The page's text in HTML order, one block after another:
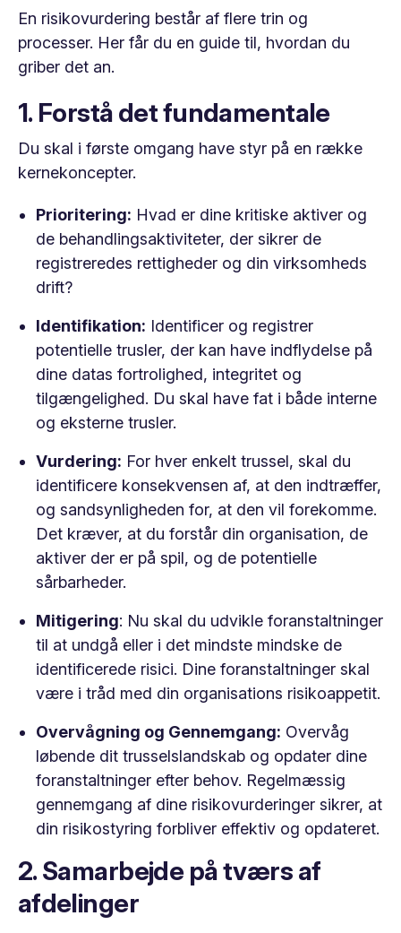
En risikovurdering består af flere trin og
processer. Her får du en guide til, hvordan du
griber det an.
1. Forstå det fundamentale
Du skal i første omgang have styr på en række
kernekoncepter.
Prioritering: Hvad er dine kritiske aktiver og
de behandlingsaktiviteter, der sikrer de
registreredes rettigheder og din virksomheds
drift?
Identifikation: Identificer og registrer
potentielle trusler, der kan have indflydelse på
dine datas fortrolighed, integritet og
tilgængelighed. Du skal have fat i både interne
og eksterne trusler.
Vurdering: For hver enkelt trussel, skal du
identificere konsekvensen af, at den indtræffer,
og sandsynligheden for, at den vil forekomme.
Det kræver, at du forstår din organisation, de
aktiver der er på spil, og de potentielle
sårbarheder.
Mitigering: Nu skal du udvikle foranstaltninger
til at undgå eller i det mindste mindske de
identificerede risici. Dine foranstaltninger skal
være i tråd med din organisations risikoappetit.
Overvågning og Gennemgang: Overvåg
løbende dit trusselslandskab og opdater dine
foranstaltninger efter behov. Regelmæssig
gennemgang af dine risikovurderinger sikrer, at
din risikostyring forbliver effektiv og opdateret.
2. Samarbejde på tværs af
afdelinger